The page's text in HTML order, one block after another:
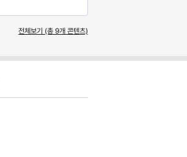
전체보기 (총 9개 콘텐츠)